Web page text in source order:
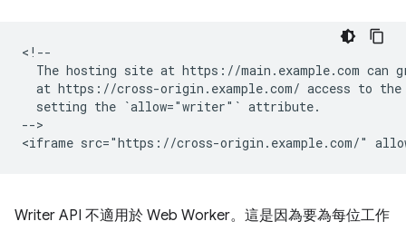
<!--
The hosting site at https://main.example.com can
at https://cross-origin.example.com/ access to
  setting the `allow="writer"` attribute.
-->
Writer API 不適用於 Web Worker。這是因為要為每位工作